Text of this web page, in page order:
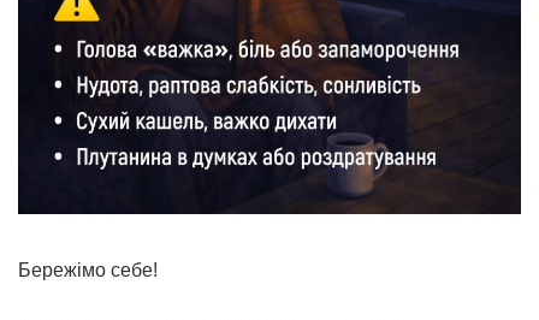
Бережімо себе!